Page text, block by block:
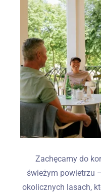
Zachęcamy do
świeżym powietrzu
okolicznych lasach,